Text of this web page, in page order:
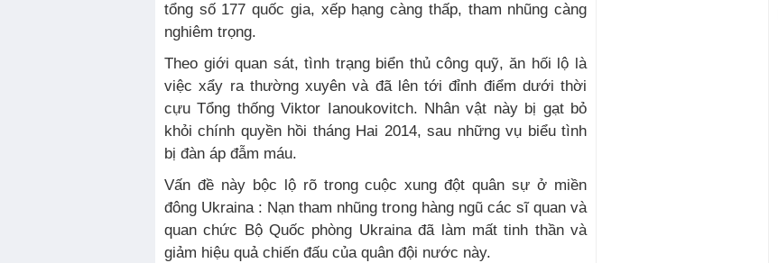
tổng số 177 quốc gia, xếp hạng càng thấp, tham nhũng càng
nghiêm trọng.
Theo giới quan sát, tình trạng biển thủ công quỹ, ăn hối lộ là
việc xẩy ra thường xuyên và đã lên tới đỉnh điểm dưới thời
cựu Tổng thống Viktor Ianoukovitch. Nhân vật này bị gạt bỏ
khỏi chính quyền hồi tháng Hai 2014, sau những vụ biểu tình
bị đàn áp đẫm máu.
Vấn đề này bộc lộ rõ trong cuộc xung đột quân sự ở miền
đông Ukraina : Nạn tham nhũng trong hàng ngũ các sĩ quan và
quan chức Bộ Quốc phòng Ukraina đã làm mất tinh thần và
giảm hiệu quả chiến đấu của quân đội nước này.